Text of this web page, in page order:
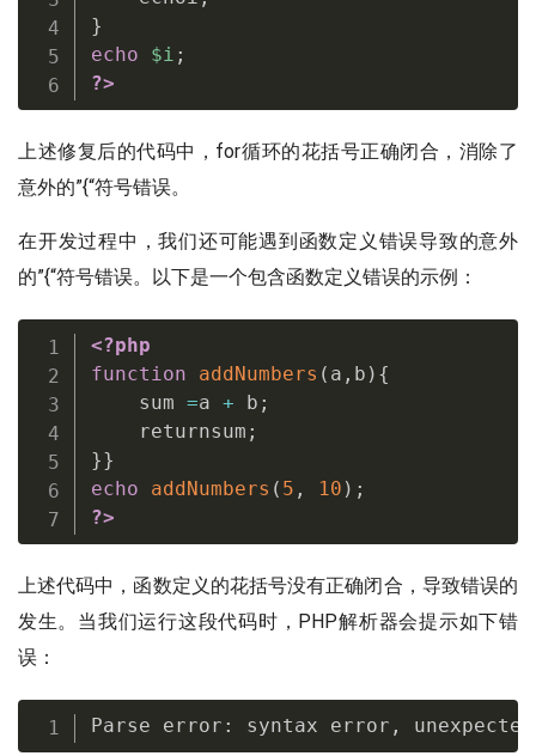
}
echo
$i ;
?>
上述修复后的代码中，for循环的花括号正确闭合，消除了
意外的”{“符号错误。
在开发过程中，我们还可能遇到函数定义错误导致的意外
的”{“符号错误。以下是一个包含函数定义错误的示例：
<?php
function
addNumbers ( a , b ) {
    sum
=a + b ;
    returnsum
;
}}
echo
addNumbers ( 5 , 10 ) ;
?>
上述代码中，函数定义的花括号没有正确闭合，导致错误的
发生。当我们运行这段代码时，PHP解析器会提示如下错
误：
Parse error : syntax error ,